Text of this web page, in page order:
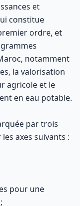
et
constitue
ordre, et
notamment
la valorisation
agricole et le
en eau potable.
par trois
axes suivants :
pour une